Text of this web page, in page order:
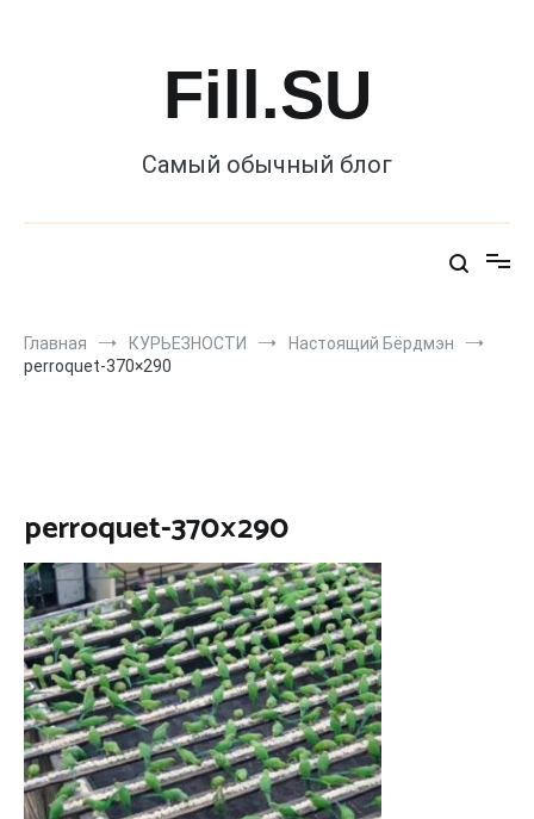
Fill.SU
Самый обычный блог
Главная КУРЬЕЗНОСТИ
Настоящий Бёрдмэн
perroquet-370×290
perroquet-370×290